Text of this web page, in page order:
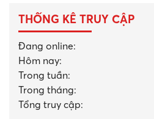
THỐNG KÊ TRUY CẬP
Đang online:
Hôm nay:
Trong tuần:
Trong tháng:
Tổng truy cập: